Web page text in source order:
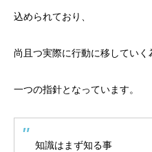
込められており、
尚且つ実際に行動に移していく
一つの指針となっています。
知識はまず知る事